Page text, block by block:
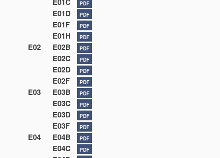
PDF
E01D PDF
E01F PDF
E01H PDF
E02 E02B PDF
E02C PDF
E02D PDF
E02F PDF
E03 E03B PDF
E03C PDF
E03D PDF
E03F PDF
E04 E04B PDF
E04C PDF